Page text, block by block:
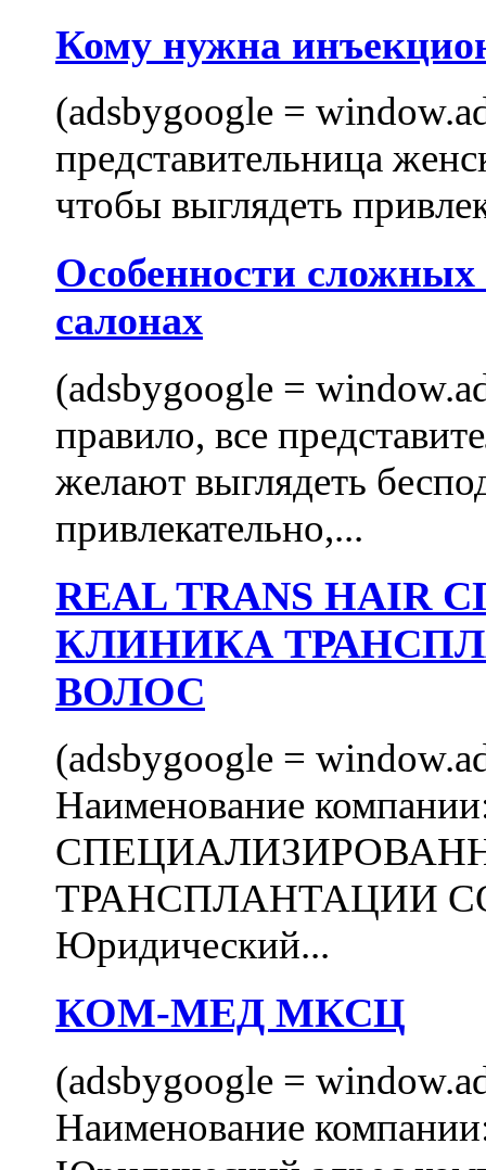
Кому нужна
(adsbygoogle =
представительница
чтобы выглядеть
Особенности
салонах
(adsbygoogle =
правило, все
желают выглядеть
привлекательно,...
REAL TRANS
КЛИНИКА
ВОЛОС
(adsbygoogle =
Наименование
ТРАНСПЛАНТАЦИИ
Юридический...
КОМ-МЕД МКСЦ
(adsbygoogle =
Наименование